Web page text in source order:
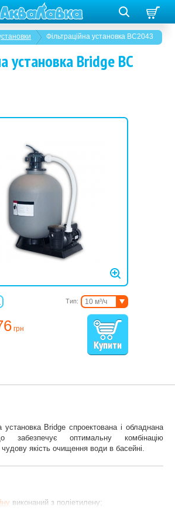
Фільтраційна установка BC2043
установка Bridge BC
грн
Тип:
10 м³/ч
11,5 м³/ч
16 м³/ч
установка Bridge спроектована і обладнана
оптимальну комбінацію
чудову якість очищення води в басейні.
виконаний з поліетилену;
розподільний клапан.